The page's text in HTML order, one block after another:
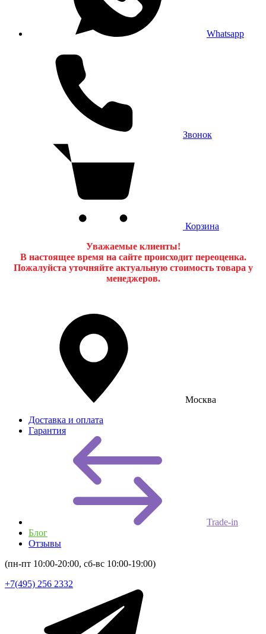
Whatsapp
Звонок
Корзина
Уважаемые клиенты!
В настоящее время на сайте происходит переоценка.
Пожалуйста уточняйте актуальную стоимость товара у
менеджеров.
Москва
Доставка и оплата
Гарантия
Trade-in
Блог
Отзывы
(пн-пт 10:00-20:00, сб-вс 10:00-19:00)
+7(495) 256 2332